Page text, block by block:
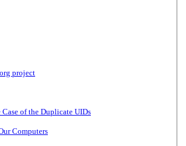
project
of the Duplicate UIDs
Computers